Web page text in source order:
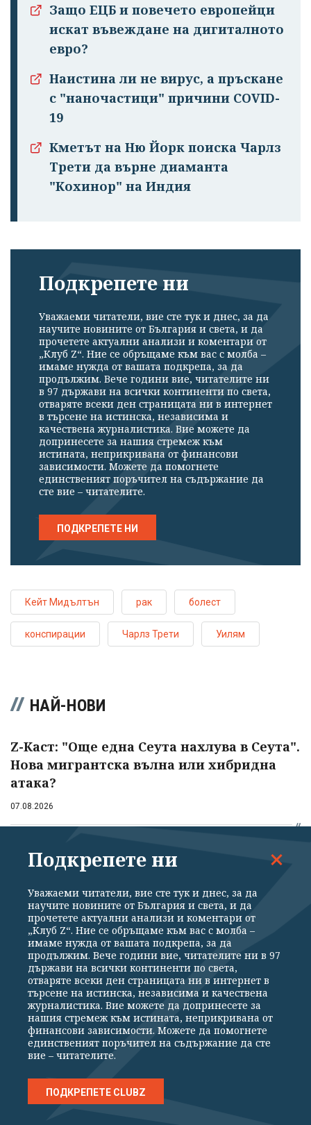
Защо ЕЦБ и повечето европейци
искат въвеждане на дигиталното
евро?
Наистина ли не вирус, а пръскане
с "наночастици" причини COVID-
19
Кметът на Ню Йорк поиска Чарлз
Трети да върне диаманта
"Кохинор" на Индия
Подкрепете ни
Уважаеми читатели, вие сте тук и днес, за да
научите новините от България и света, и да
прочетете актуални анализи и коментари от
„Клуб Z“. Ние се обръщаме към вас с молба –
имаме нужда от вашата подкрепа, за да
продължим. Вече години вие, читателите ни
в 97 държави на всички континенти по света,
отваряте всеки ден страницата ни в интернет
в търсене на истинска, независима и
качествена журналистика. Вие можете да
допринесете за нашия стремеж към
истината, неприкривана от финансови
зависимости. Можете да помогнете
единственият поръчител на съдържание да
сте вие – читателите.
ПОДКРЕПЕТЕ НИ
Кейт Мидълтън рак болест
конспирации Чарлз Трети Уилям
НАЙ-НОВИ
Z-Каст: "Още една Сеута нахлува в Сеута".
Нова мигрантска вълна или хибридна
атака?
07.08.2026
Ангел Кунчев за реформата на РЗИ: Не
разбирам смисъла ѝ
07.08.2026
"Страхът от промяната не е излекувал
нито един пациент." Здравната
министърка реагира на критиките към
плана ѝ
07.08.2026
София конкретизира заема от 367 млн.
евро: 345 нови превозни средства и
ремонти на 20 булеварда
Подкрепете ни
Уважаеми читатели, вие сте тук и днес, за да
научите новините от България и света, и да
прочетете актуални анализи и коментари от
„Клуб Z“. Ние се обръщаме към вас с молба –
имаме нужда от вашата подкрепа, за да
продължим. Вече години вие, читателите ни в 97
държави на всички континенти по света,
отваряте всеки ден страницата ни в интернет в
търсене на истинска, независима и качествена
журналистика. Вие можете да допринесете за
нашия стремеж към истината, неприкривана от
финансови зависимости. Можете да помогнете
единственият поръчител на съдържание да сте
вие – читателите.
ПОДКРЕПЕТЕ CLUBZ